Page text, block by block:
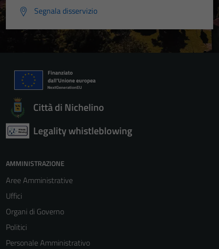
Segnala disservizio
Città di Nichelino
Legality whistleblowing
AMMINISTRAZIONE
Aree Amministrative
Uffici
Organi di Governo
Politici
Personale Amministrativo